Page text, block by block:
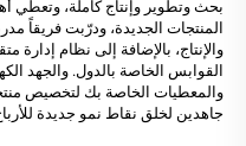
بحث وتطوير وإنتاج كاملة، وتعطي
المنتجات الجديدة، ودرّبت فريقاً
والإنتاج، بالإضافة إلى نظام
القوابس الخاصة بالدول. والجهد
والمعطيات الخاصة بك لتخصيص
جاهدين لخلق نقاط نمو جديدة